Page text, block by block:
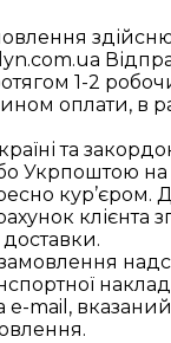
1-2
оплати, в
та
Укрпоштою на
кур’єром.
клієнта
замовлення
mail,